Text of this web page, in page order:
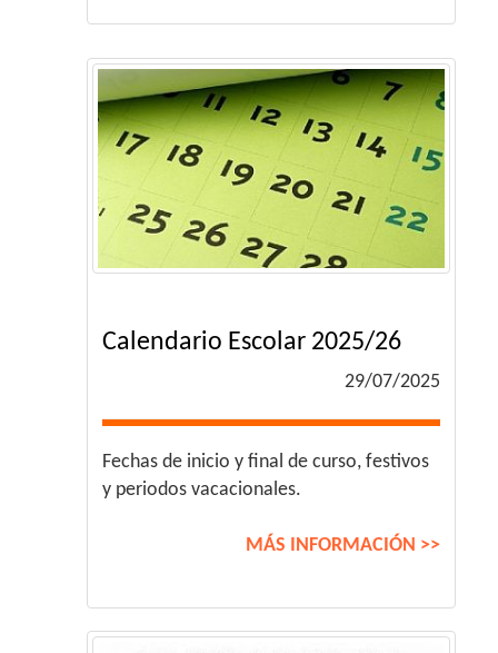
Calendario Escolar 2025/26
29/07/2025
Fechas de inicio y final de curso, festivos
y periodos vacacionales.
MÁS INFORMACIÓN >>